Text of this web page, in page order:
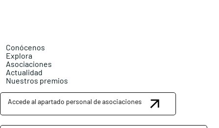
Conócenos
Explora
Asociaciones
Actualidad
Nuestros premios
Accede al apartado personal de asociaciones